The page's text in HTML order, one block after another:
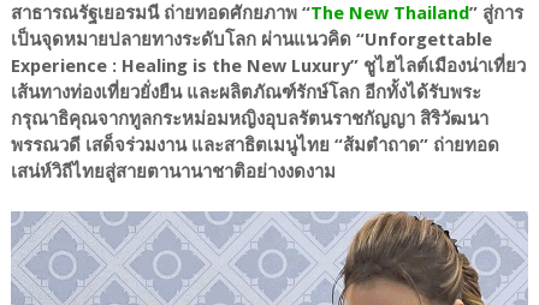
สาธารณรัฐเยอรมนี ถ่ายทอดศักยภาพ “The New Thailand” สู่การ
เป็นจุดหมายปลายทางระดับโลก ผ่านแนวคิด “Unforgettable
Experience : Healing is the New Luxury” ชูไฮไลต์เมืองน่าเที่ยว
เส้นทางท่องเที่ยวยั่งยืน และผลิตภัณฑ์รักษ์โลก อีกทั้งได้รับพระ
กรุณาธิคุณจากทูลกระหม่อมหญิงอุบลรัตนราชกัญญา สิริวัฒนา
พรรณวดี เสด็จร่วมงาน และสาธิตเมนูไทย “ส้มตำถาด” ถ่ายทอด
เสน่ห์วิถีไทยสู่สายตานานาชาติอย่างงดงาม